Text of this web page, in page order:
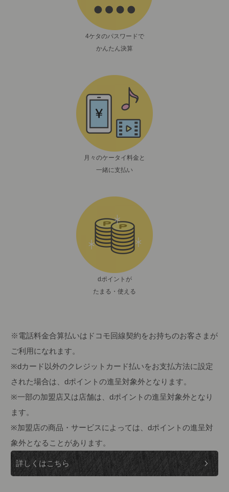
4ケタのパスワードで
かんたん決算
月々のケータイ料金と
一緒に支払い
dポイントが
たまる・使える
※電話料金合算払いはドコモ回線契約をお持ちのお客さまが
ご利用になれます。
※dカード以外のクレジットカード払いをお支払方法に設定
された場合は、dポイントの進呈対象外となります。
※一部の加盟店又は店舗は、dポイントの進呈対象外となり
ます。
※加盟店の商品・サービスによっては、dポイントの進呈対
象外となることがあります。
詳しくはこちら